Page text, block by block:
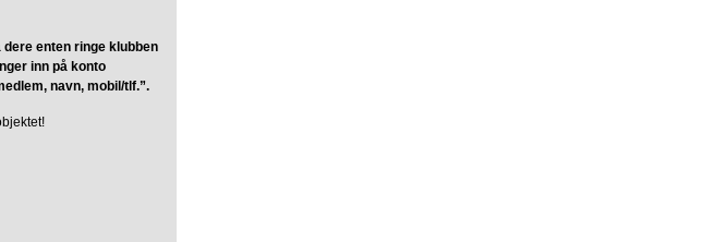
enten ringe klubben
inn på konto
navn, mobil/tlf.”.